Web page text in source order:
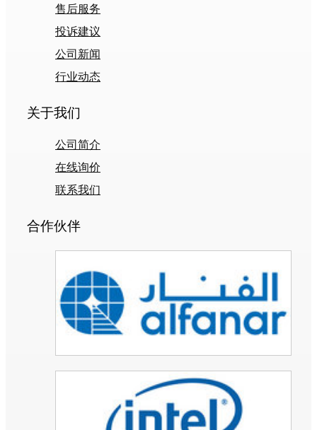
售后服务
投诉建议
公司新闻
行业动态
关于我们
公司简介
在线询价
联系我们
合作伙伴